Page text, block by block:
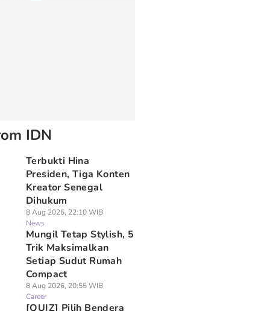
IDN
Terbukti Hina
Presiden, Tiga Konten
Kreator Senegal
Dihukum
8 Aug 2026, 22:10 WIB
News
Mungil Tetap Stylish, 5
Trik Maksimalkan
Setiap Sudut Rumah
Compact
8 Aug 2026, 20:55 WIB
Career
[QUIZ] Pilih Bendera